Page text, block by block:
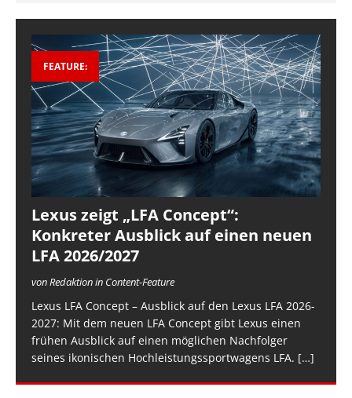
FEATURE:
Lexus zeigt „LFA Concept“:
Konkreter Ausblick auf einen neuen
LFA 2026/2027
von Redaktion in Content-Feature
Lexus LFA Concept – Ausblick auf den Lexus LFA 2026-
2027: Mit dem neuen LFA Concept gibt Lexus einen
frühen Ausblick auf einen möglichen Nachfolger
seines ikonischen Hochleistungssportwagens LFA. […]